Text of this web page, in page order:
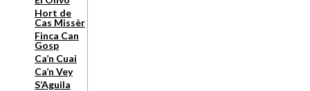
Hort de
Cas Missèr
Finca Can
Gosp
Ca’n Cuai
Ca’n Vey
S’Aguila